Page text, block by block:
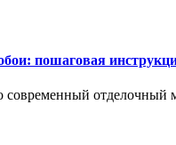
пошаговая
отделочный